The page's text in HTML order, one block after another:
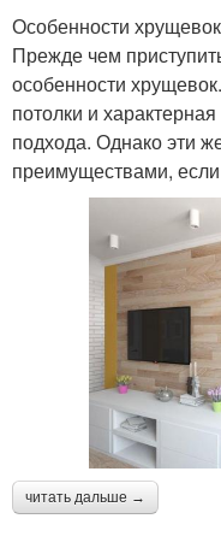
Особенности
Прежде чем
особенности
потолки и
подхода. Однако эти
преимуществами,
читать дальше →